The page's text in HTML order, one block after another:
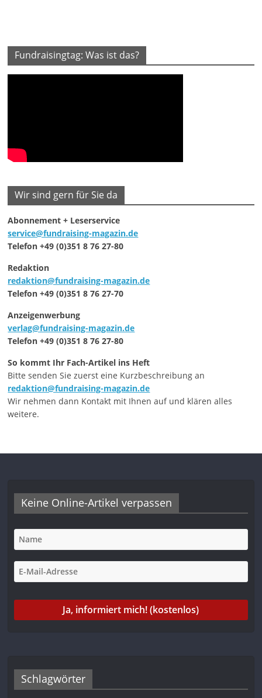
Fundraisingtag: Was ist das?
Wir sind gern für Sie da
Abonnement + Leserservice
service@fundraising-magazin.de
Telefon +49 (0)351 8 76 27-80
Redaktion
redaktion@fundraising-magazin.de
Telefon +49 (0)351 8 76 27-70
Anzeigenwerbung
verlag@fundraising-magazin.de
Telefon +49 (0)351 8 76 27-80
So kommt Ihr Fach-Artikel ins Heft
Bitte senden Sie zuerst eine Kurzbeschreibung an
redaktion@fundraising-magazin.de
Wir nehmen dann Kontakt mit Ihnen auf und klären alles
weitere.
Keine Online-Artikel verpassen
Schlagwörter